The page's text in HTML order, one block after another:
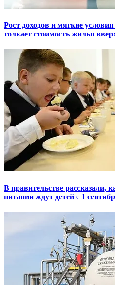
Рост доходов и мягкие
толкает стоимость жилья
В правительстве рассказали,
питании ждут детей с 1